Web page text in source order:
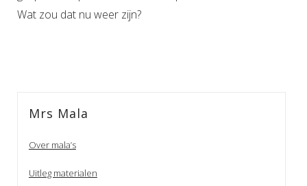
Wat zou dat nu weer zijn?
Mrs Mala
Over mala’s
Uitleg materialen